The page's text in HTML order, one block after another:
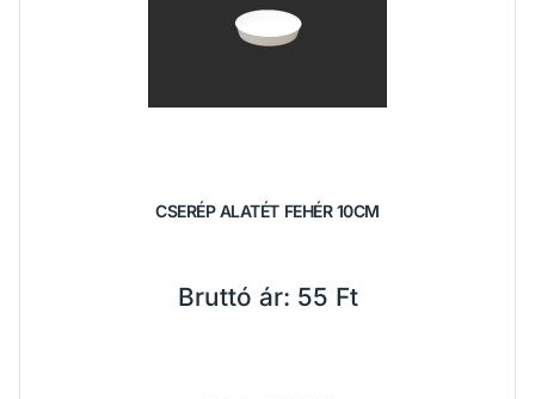
CSERÉP ALATÉT FEHÉR 10CM
Bruttó ár: 55 Ft